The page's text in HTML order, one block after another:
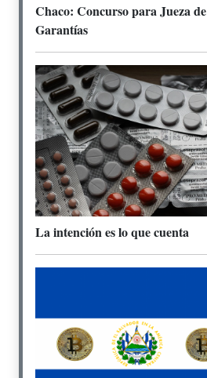
Chaco: Concurso para Jueza de
Garantías
La intención es lo que cuenta